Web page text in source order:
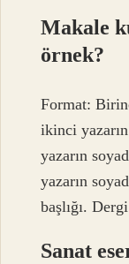
Makale
örnek?
Format:
ikinci
yazarın
yazarın
başlığı.
Sanat